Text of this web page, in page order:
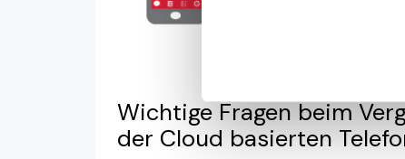
Wichtige Fragen beim
der Cloud basierten